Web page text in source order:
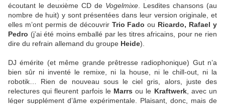
écoutant le deuxième CD de Vogelmixe . Lesdites chansons (au
nombre de huit) y sont présentées dans leur version originale, et
elles m’ont permis de découvrir Trio Fado ou Ricardo, Rafael y
Pedro (j’ai été moins emballé par les titres africains, pour ne rien
dire du refrain allemand du groupe Heide).
DJ émérite (et même grande prêtresse radiophonique) Gut n’a
bien sûr ni inventé le remixe, ni la house, ni le chill-out, ni la
robotik… Rien de nouveau sous le ciel gris, alors, juste des
relectures qui fleurent parfois le Marrs ou le Kraftwerk, avec un
léger supplément d’âme expérimentale. Plaisant, donc, mais de